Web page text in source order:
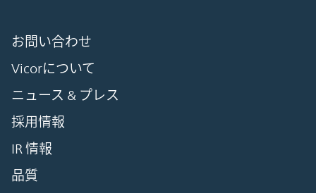
お問い合わせ
Vicorについて
ニュース & プレス
採用情報
IR 情報
品質